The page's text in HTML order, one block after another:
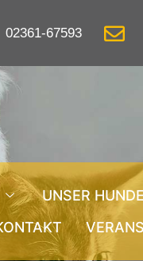
02361-67593
UNSER